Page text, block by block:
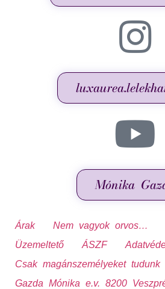
Mónika
Árak Nem vagyok orvos…
Üzemeltető
ÁSZF
Csak magánszemélyeket tudunk
Gazda Mónika e.v. 8200